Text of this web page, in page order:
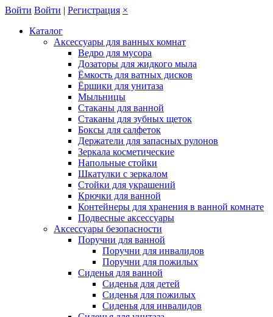
Войти Войти | Регистрация ×
Каталог
Аксессуары для ванных комнат
Ведро для мусора
Дозаторы для жидкого мыла
Ёмкость для ватных дисков
Ёршики для унитаза
Мыльницы
Стаканы для ванной
Стаканы для зубных щеток
Боксы для салфеток
Держатели для запасных рулонов
Зеркала косметические
Напольные стойки
Шкатулки с зеркалом
Стойки для украшений
Крючки для ванной
Контейнеры для хранения в ванной комнате
Подвесные аксессуары
Аксессуары безопасности
Поручни для ванной
Поручни для инвалидов
Поручни для пожилых
Сиденья для ванной
Сиденья для детей
Сиденья для пожилых
Сиденья для инвалидов